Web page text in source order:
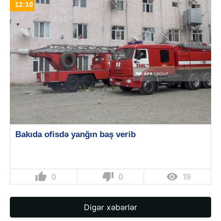
12:10
Bakıda ofisdə yanğın baş verib
thumb_up 0 thumb_down 0  19
Digər xəbərlər